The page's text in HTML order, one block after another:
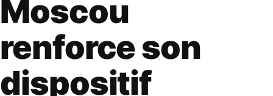
Moscou
renforce son
dispositif